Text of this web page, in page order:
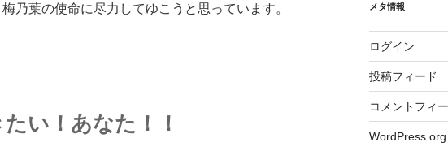
乃葉の使命に尽力してゆこうと思っています。
い！あなた！！
メタ情報
ログイン
投稿フィード
コメントフィ
WordPress.org